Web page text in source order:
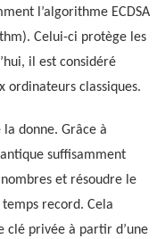
l’algorithme ECDSA
Celui-ci protège les
il est considéré
ordinateurs classiques.
donne. Grâce à
suffisamment
et résoudre le
record. Cela
clé privée à partir d’une